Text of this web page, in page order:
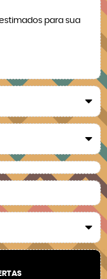
para sua